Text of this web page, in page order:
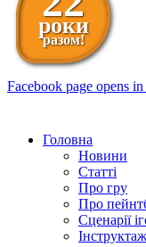
роки
разом!
Facebook page opens
Головна
Новини
Статті
Про гру
Про
Сценарії
Інструктаж